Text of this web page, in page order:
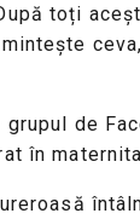
toți
de
în